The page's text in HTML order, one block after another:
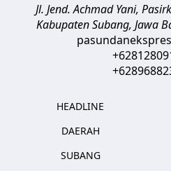
Jl. Jend. Achmad Yani,
Kabupaten Subang, Jawa
HEADLINE
DAERAH
SUBANG